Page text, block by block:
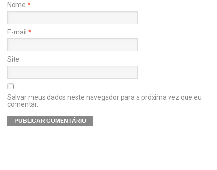
Nome *
E-mail *
Site
Salvar meus dados neste navegador para a próxima vez que eu
comentar.